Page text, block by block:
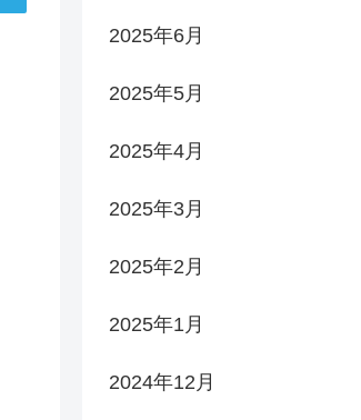
2025年6月
2025年5月
2025年4月
2025年3月
2025年2月
2025年1月
2024年12月